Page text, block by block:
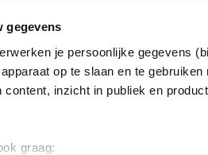
gegevens
je persoonlijke gegevens
op te slaan en te
content, inzicht in publiek en
graag: